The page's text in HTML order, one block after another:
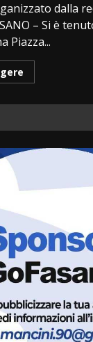
dalla
– Si è
Piazza...
Fasanese ferito
da fuoco
6 Agosto 2026 18:13